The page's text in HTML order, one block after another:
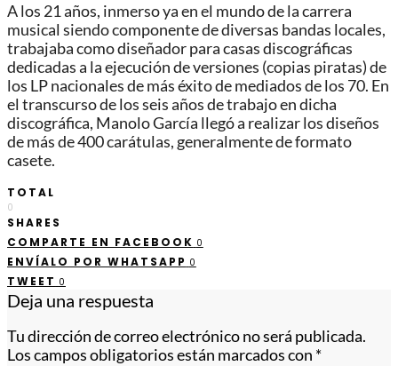
A los 21 años, inmerso ya en el mundo de la carrera
musical siendo componente de diversas bandas locales,
trabajaba como diseñador para casas discográficas
dedicadas a la ejecución de versiones (copias piratas) de
los LP nacionales de más éxito de mediados de los 70. En
el transcurso de los seis años de trabajo en dicha
discográfica, Manolo García llegó a realizar los diseños
de más de 400 carátulas, generalmente de formato
casete.
TOTAL
0
SHARES
COMPARTE EN FACEBOOK 0
ENVÍALO POR WHATSAPP 0
TWEET 0
Deja una respuesta
Tu dirección de correo electrónico no será publicada.
Los campos obligatorios están marcados con *